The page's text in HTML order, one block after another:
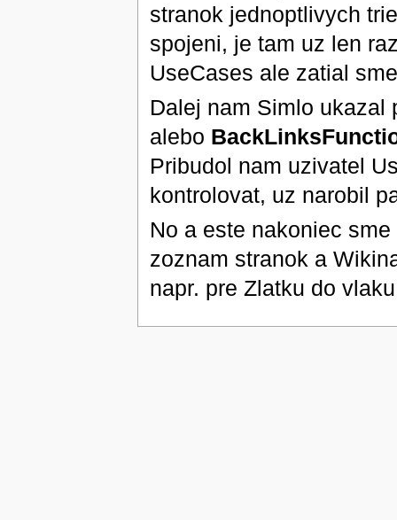
stranok jednoptlivych
spojeni, je tam uz len
UseCases ale zatial
Dalej nam Simlo
alebo
Pribudol nam uzivatel
kontrolovat, uz narobil
No a este nakoniec
zoznam stranok a
napr. pre Zlatku do